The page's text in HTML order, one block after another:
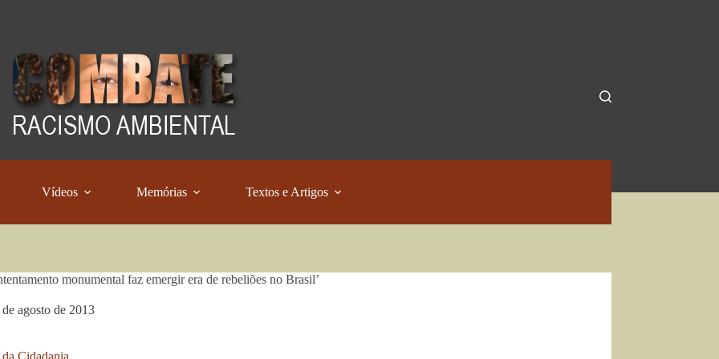
Vídeos Memórias Textos e Artigos
monumental faz emergir era de rebeliões no Brasil’
agosto de 2013
Cidadania